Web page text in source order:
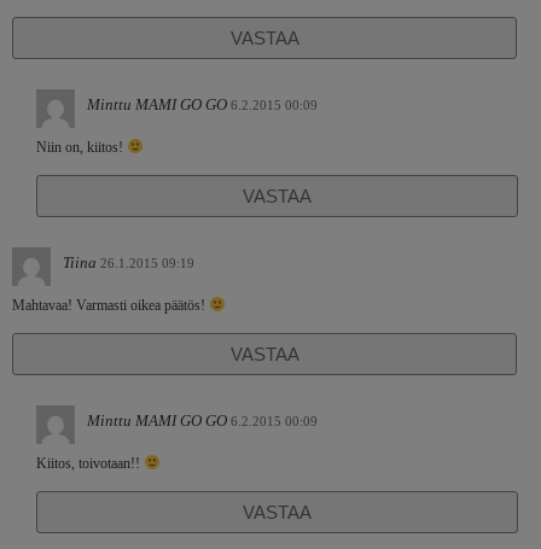
VASTAA
Minttu MAMI GO GO 6.2.2015 00:09
Niin on, kiitos!
VASTAA
Tiina 26.1.2015 09:19
Mahtavaa! Varmasti oikea päätös!
VASTAA
Minttu MAMI GO GO 6.2.2015 00:09
Kiitos, toivotaan!!
VASTAA